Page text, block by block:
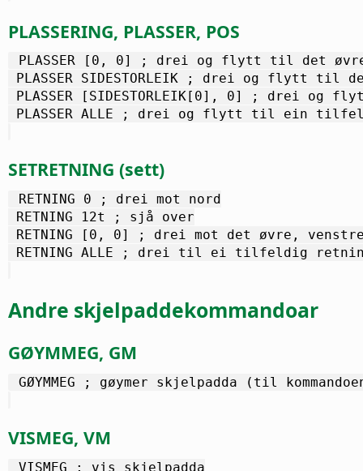
PLASSERING, PLASSER, POS
PLASSER [0, 0] ; drei og flytt til det
PLASSER SIDESTORLEIK ; drei og flytt til
PLASSER [SIDESTORLEIK[0], 0] ; drei
PLASSER ALLE ; drei og flytt til ein
SETRETNING (sett)
RETNING 0 ; drei mot nord
RETNING 12t ; sjå over
RETNING [0, 0] ; drei mot det øvre,
RETNING ALLE ; drei til ei tilfeldig
Andre skjelpaddekommandoar
GØYMMEG, GM
GØYMMEG ; gøymer skjelpadda (til
VISMEG, VM
VISMEG ; vis skjelpadda